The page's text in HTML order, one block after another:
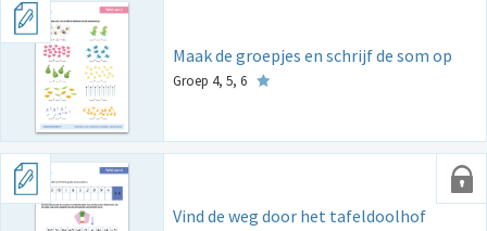
Maak de groepjes en schrijf de som op
Groep 4, 5, 6
Vind de weg door het tafeldoolhof